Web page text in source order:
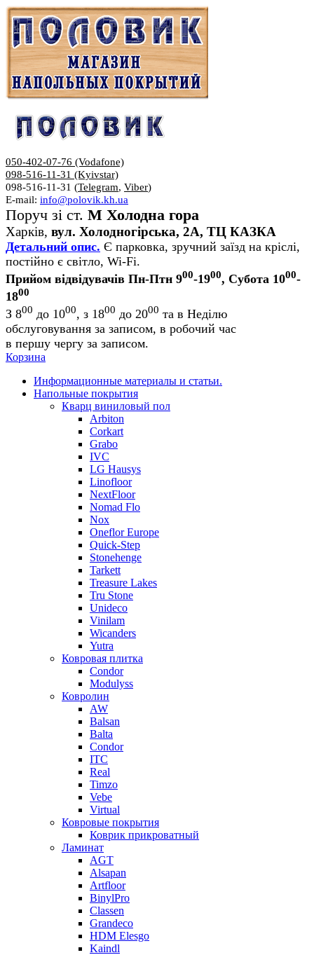
050-402-07-76 (Vodafone)
098-516-11-31 (Kyivstar)
098-516-11-31 (Telegram, Viber)
E-mail: info@polovik.kh.ua
Поруч зі ст. М Холодна гора
Харків, вул. Холодногірська, 2А, ТЦ КАЗКА
Детальний опис. Є парковка, зручний заїзд на кріслі,
постійно є світло, Wi-Fi.
Прийом відвідувачів Пн-Птн 900-1900, Субота 1000-
1800
З 800 до 1000, з 1800 до 2000 та в Неділю
обслуговування за записом, в робочий час
в першу чергу за записом.
Корзина
Информационные материалы и статьи.
Напольные покрытия
Кварц виниловый пол
Arbiton
Corkart
Grabo
IVC
LG Hausys
Linofloor
NextFloor
Nomad Flo
Nox
Oneflor Europe
Quick-Step
Stonehenge
Tarkett
Treasure Lakes
Tru Stone
Unideco
Vinilam
Wicanders
Yutra
Ковровая плитка
Condor
Modulyss
Ковролин
AW
Balsan
Balta
Condor
ITC
Real
Timzo
Vebe
Virtual
Ковровые покрытия
Коврик прикроватный
Ламинат
AGT
Alsapan
Artfloor
BinylPro
Classen
Grandeco
HDM Elesgo
Kaindl